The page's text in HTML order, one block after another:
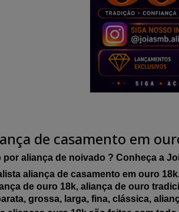
de casamento em
por aliança de noivado ? Conheça a
aliança de casamento em ouro
de ouro 18k, aliança de ouro
grossa, larga, fina, clássica,